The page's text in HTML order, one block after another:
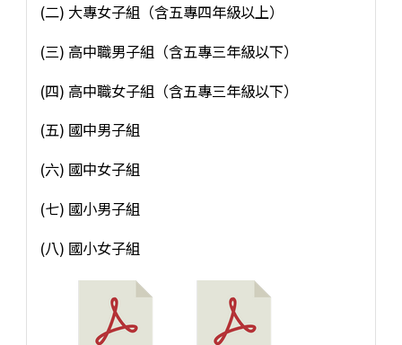
(二) 大專女子組（含五專四年級以上）
(三) 高中職男子組（含五專三年級以下）
(四) 高中職女子組（含五專三年級以下）
(五) 國中男子組
(六) 國中女子組
(七) 國小男子組
(八) 國小女子組